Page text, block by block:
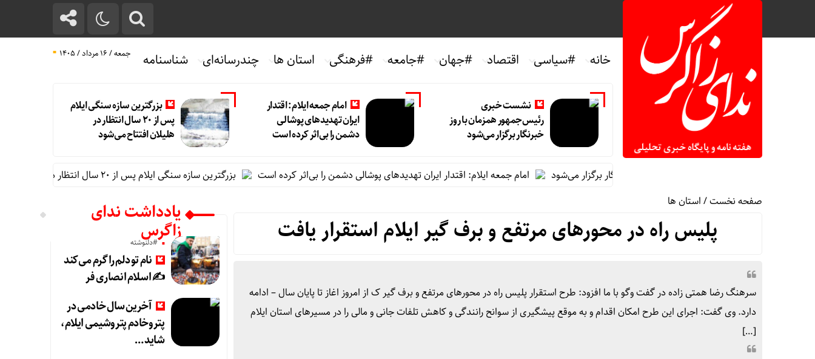
خانه #سیاسی اقتصاد #جهان #جامعه #فرهنگی استان ها چندرسانه‌ای شناسنامه جمعه / ۱۶ مرداد / ۱۴۰۵
نشست خبری
رئیس‌جمهور همزمان با روز
خبرنگار برگزار می‌شود
امام جمعه ایلام: اقتدار
ایران تهدیدهای پوشالی
دشمن را بی‌اثر کرده است
بزرگترین سازه سنگی ایلام
پس از ۲۰ سال انتظار در
هلیلان افتتاح می‌شود
نشست خبری رئیس‌جمهور همزمان با روز خبرنگار برگزار می‌شود امام جمعه ایلام: اقتدار ایران تهدیدهای پوشالی دشمن را بی‌اثر کرده است
بزرگترین سازه سنگی ایلام پس از ۲۰ سال انتظار در هلیلان افتتاح می‌شود
صفحه نخست/استان ها
پلیس راه در محورهای مرتفع و برف گیر ایلام استقرار یافت
سرهنگ رضا همتی زاده در گفت وگو با ما افزود: طرح استقرار پلیس راه در محورهای مرتفع و برف گیر ک از امروز اغاز تا پایان سال – ادامه
دارد. وی گفت: اجرای این طرح امکان اقدام و به موقع پیشگیری از سوانح رانندگی و کاهش تلفات جانی و مالی را در مسیرهای استان ایلام
[…]
یادداشت ندای
زاگرس
#دلنوشته
نام تو دلم را گرم می‌کند
✍️ اسلام انصاری فر
آخرین سال خادمی در
پتروخادم پتروشیمی ایلام،
شاید …